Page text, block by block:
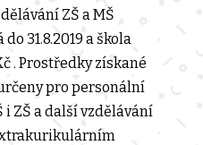
ZŠ a MŠ
31.8.2019 a škola
. Prostředky získané
pro personální
ZŠ a další vzdělávání